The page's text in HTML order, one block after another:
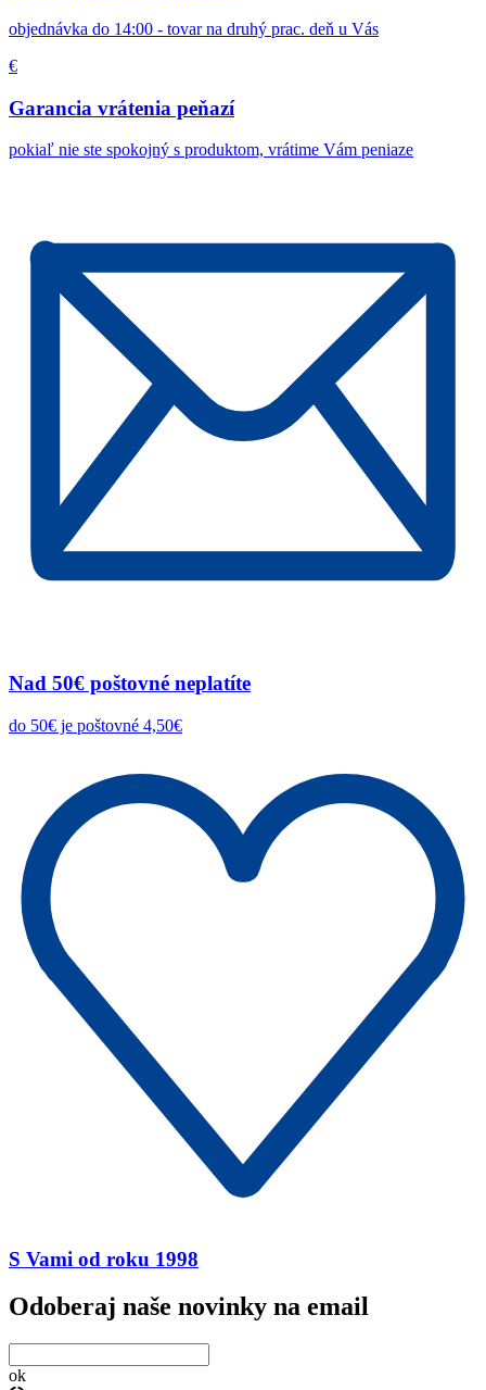
objednávka do 14:00 - tovar na druhý prac. deň u Vás
€
Garancia vrátenia peňazí
pokiaľ nie ste spokojný s produktom, vrátime Vám peniaze
Nad 50€ poštovné neplatíte
do 50€ je poštovné 4,50€
S Vami od roku 1998
Odoberaj naše novinky na email
ok